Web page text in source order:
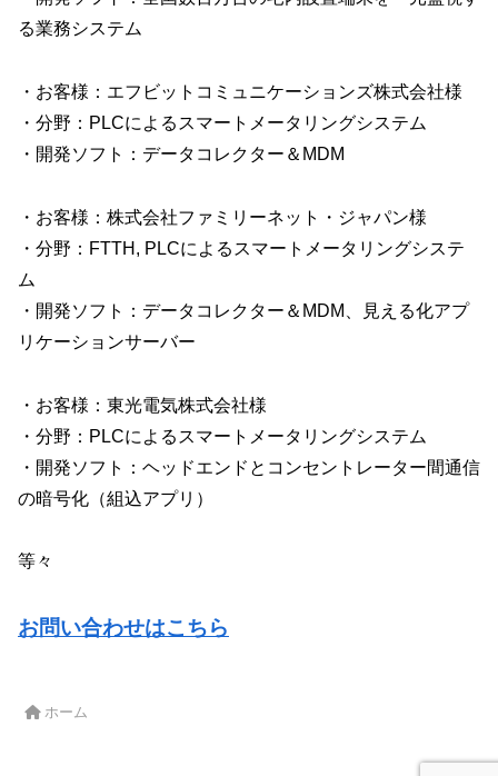
る業務システム
・お客様：エフビットコミュニケーションズ株式会社様
・分野：PLCによるスマートメータリングシステム
・開発ソフト：データコレクター＆MDM
・お客様：株式会社ファミリーネット・ジャパン様
・分野：FTTH, PLCによるスマートメータリングシステ
ム
・開発ソフト：データコレクター＆MDM、見える化アプ
リケーションサーバー
・お客様：東光電気株式会社様
・分野：PLCによるスマートメータリングシステム
・開発ソフト：ヘッドエンドとコンセントレーター間通信
の暗号化（組込アプリ）
等々
お問い合わせはこちら
ホーム